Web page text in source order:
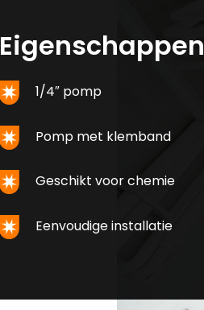
Eigenschappen
1/4″ pomp
Pomp met klemband
Geschikt voor chemie
Eenvoudige installatie